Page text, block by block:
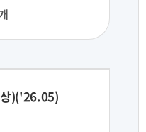
)('26.05)